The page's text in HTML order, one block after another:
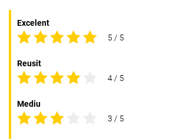
Excelent
5 / 5
Reusit
4 / 5
Mediu
3 / 5